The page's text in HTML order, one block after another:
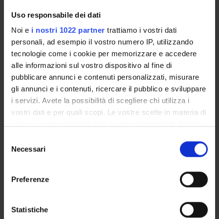
Uso responsabile dei dati
Noi e i nostri 1022 partner trattiamo i vostri dati
personali, ad esempio il vostro numero IP, utilizzando
tecnologie come i cookie per memorizzare e accedere
alle informazioni sul vostro dispositivo al fine di
pubblicare annunci e contenuti personalizzati, misurare
gli annunci e i contenuti, ricercare il pubblico e sviluppare
i servizi. Avete la possibilità di scegliere chi utilizza i
vostri dati e per quali scopi. Le vostre scelte in materia di
modificare o revocare il proprio consenso in qualsiasi
momento dalla Dichiarazione sui cookie o facendo clic
raccogliere informazioni sulla tua posizione
delNecessari
Preferenze
Statistiche
Piani didattici
Calendario esami
Bacheca avvisi
Proposte tesi e stage
Organi collegiali e di governo
Docenti
OFFERTA FORMATIVA
CORSI DI STUDIO
DOTTORATI DI RICERCA E FORMAZIONE
Contatti
Luoghi